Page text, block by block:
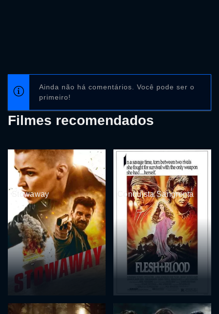
Ainda não há comentários. Você pode ser o
primeiro!
Filmes recomendados
Stowaway Conquista Sangrenta